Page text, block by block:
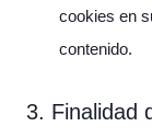
cookies en
contenido.
3. Finalidad